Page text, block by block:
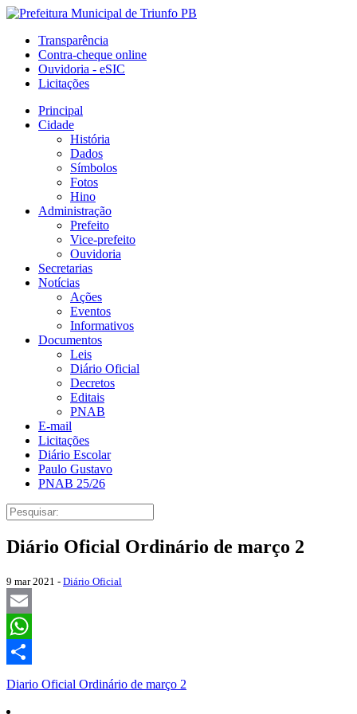
Transparência
Contra-cheque online
Ouvidoria - eSIC
Licitações
Principal
Cidade
História
Dados
Símbolos
Fotos
Hino
Administração
Prefeito
Vice-prefeito
Ouvidoria
Secretarias
Notícias
Ações
Eventos
Informativos
Documentos
Leis
Diário Oficial
Decretos
Editais
PNAB
E-mail
Licitações
Diário Escolar
Paulo Gustavo
PNAB 25/26
Diário Oficial Ordinário de março 2
9 mar 2021 - Diário Oficial
Email
WhatsApp
Share
Diario Oficial Ordinário de março 2